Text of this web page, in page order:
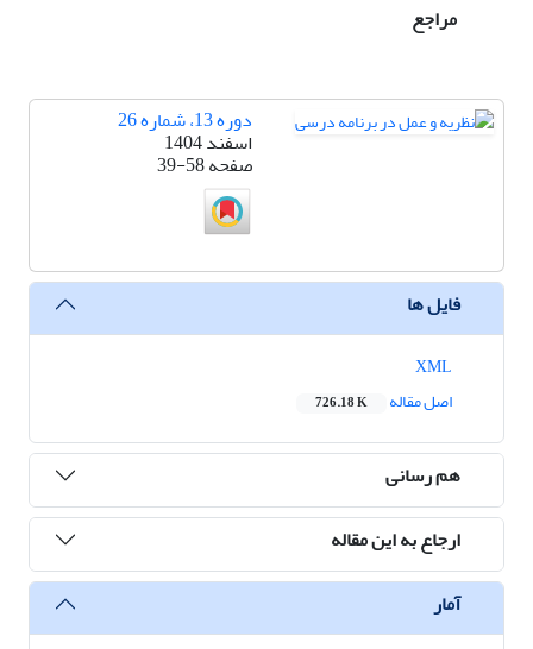
مراجع
دوره 13، شماره 26
اسفند 1404
صفحه39-58
فایل ها
اصل مقاله
726.18 K
هم رسانی
ارجاع به این مقاله
آمار